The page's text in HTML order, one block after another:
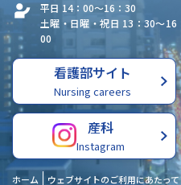
平日 14：00〜16：30
土曜・日曜・祝日 13：30〜16
00
看護部サイト
Nursing careers
産科
Instagram
ホーム ウェブサイトのご利用にあたって